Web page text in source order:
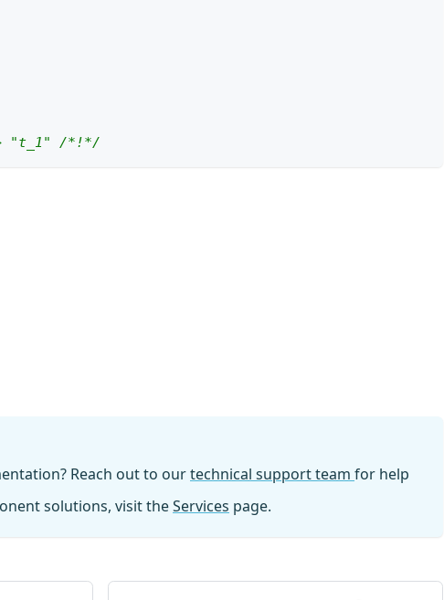
"t_1" /*!*/
Reach out to ourtechnical support team for help
solutions, visit theServices page.